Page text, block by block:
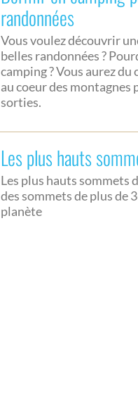
randonnées
Vous voulez découvrir
belles randonnées ?
camping ? Vous aurez
au coeur des montagnes
sorties.
Les plus hauts
Les plus hauts sommets
des sommets de plus de
planète